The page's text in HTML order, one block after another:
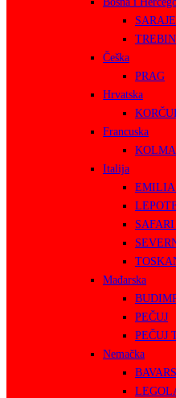
Češka
PRAG
Hrvatska
Francuska
Italija
EMILIA
Mađarska
PEČUJ
PEČUJ
Nemačka